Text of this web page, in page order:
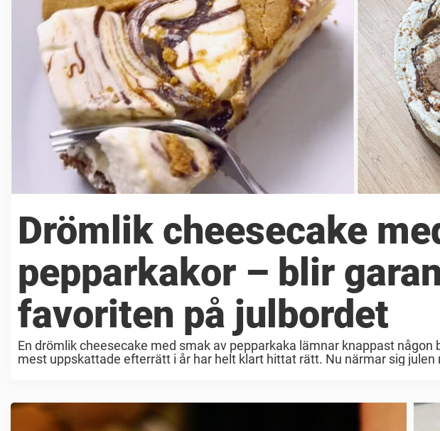
Drömlik cheesecake
pepparkakor – blir
favoriten på julbordet
En drömlik cheesecake med smak av pepparkaka lämnar knappast
mest uppskattade efterrätt i år har helt klart hittat rätt. Nu närmar sig